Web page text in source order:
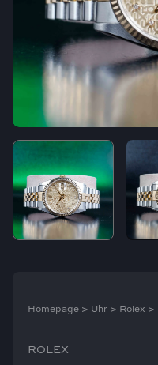
Homepage > Uhr > Rolex >
ROLEX